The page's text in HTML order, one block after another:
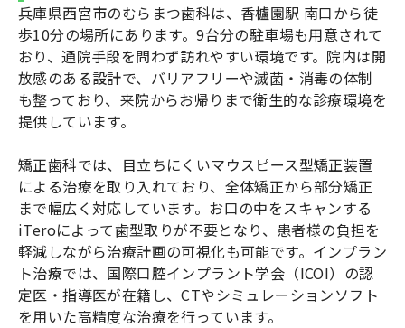
兵庫県西宮市のむらまつ歯科は、香櫨園駅 南口から徒
歩10分の場所にあります。9台分の駐車場も用意されて
おり、通院手段を問わず訪れやすい環境です。院内は開
放感のある設計で、バリアフリーや滅菌・消毒の体制
も整っており、来院からお帰りまで衛生的な診療環境を
提供しています。
矯正歯科では、目立ちにくいマウスピース型矯正装置
による治療を取り入れており、全体矯正から部分矯正
まで幅広く対応しています。お口の中をスキャンする
iTeroによって歯型取りが不要となり、患者様の負担を
軽減しながら治療計画の可視化も可能です。インプラン
ト治療では、国際口腔インプラント学会（ICOI）の認
定医・指導医が在籍し、CTやシミュレーションソフト
を用いた高精度な治療を行っています。